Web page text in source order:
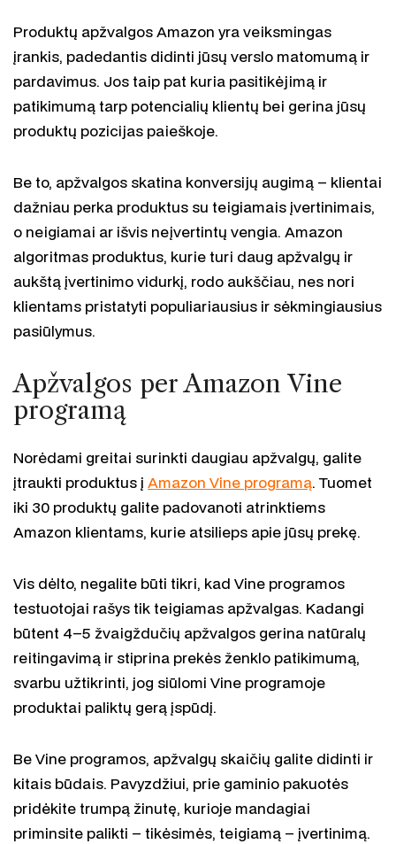
Produktų apžvalgos Amazon yra veiksmingas
įrankis, padedantis didinti jūsų verslo matomumą ir
pardavimus. Jos taip pat kuria pasitikėjimą ir
patikimumą tarp potencialių klientų bei gerina jūsų
produktų pozicijas paieškoje.
Be to, apžvalgos skatina konversijų augimą – klientai
dažniau perka produktus su teigiamais įvertinimais,
o neigiamai ar išvis neįvertintų vengia. Amazon
algoritmas produktus, kurie turi daug apžvalgų ir
aukštą įvertinimo vidurkį, rodo aukščiau, nes nori
klientams pristatyti populiariausius ir sėkmingiausius
pasiūlymus.
Apžvalgos per Amazon Vine
programą
Norėdami greitai surinkti daugiau apžvalgų, galite
įtraukti produktus į Amazon Vine programą. Tuomet
iki 30 produktų galite padovanoti atrinktiems
Amazon klientams, kurie atsilieps apie jūsų prekę.
Vis dėlto, negalite būti tikri, kad Vine programos
testuotojai rašys tik teigiamas apžvalgas. Kadangi
būtent 4–5 žvaigždučių apžvalgos gerina natūralų
reitingavimą ir stiprina prekės ženklo patikimumą,
svarbu užtikrinti, jog siūlomi Vine programoje
produktai paliktų gerą įspūdį.
Be Vine programos, apžvalgų skaičių galite didinti ir
kitais būdais. Pavyzdžiui, prie gaminio pakuotės
pridėkite trumpą žinutę, kurioje mandagiai
priminsite palikti – tikėsimės, teigiamą – įvertinimą.